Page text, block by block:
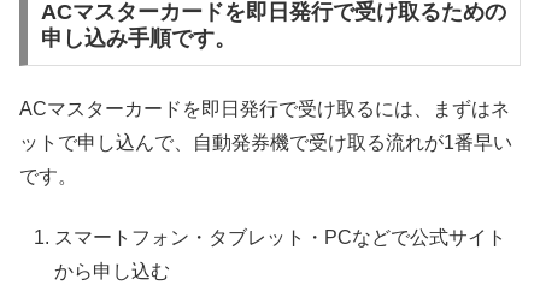
ACマスターカードを即日発行で受け取るための
申し込み手順です。
ACマスターカードを即日発行で受け取るには、まずはネ
ットで申し込んで、自動発券機で受け取る流れが1番早い
です。
スマートフォン・タブレット・PCなどで公式サイト
から申し込む